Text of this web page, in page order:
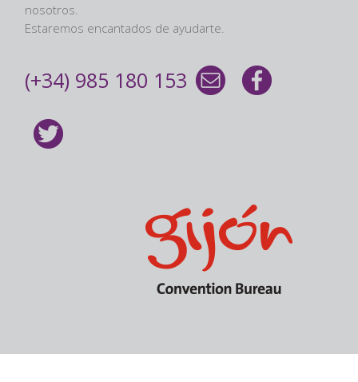
nosotros.
Estaremos encantados de ayudarte.
(+34) 985 180 153